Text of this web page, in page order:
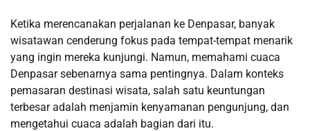
Ketika merencanakan perjalanan ke Denpasar, banyak
wisatawan cenderung fokus pada tempat-tempat menarik
yang ingin mereka kunjungi. Namun, memahami cuaca
Denpasar sebenarnya sama pentingnya. Dalam konteks
pemasaran destinasi wisata, salah satu keuntungan
terbesar adalah menjamin kenyamanan pengunjung, dan
mengetahui cuaca adalah bagian dari itu.